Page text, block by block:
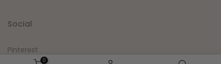
Social
Pinterest
0